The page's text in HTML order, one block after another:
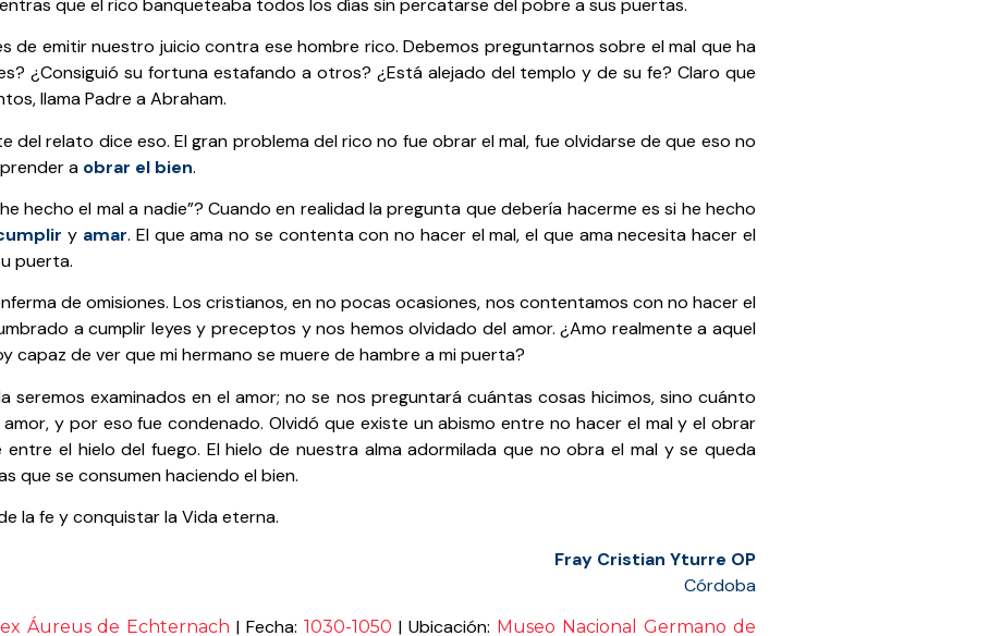
que el rico banqueteaba todos los días sin percatarse del pobre a sus puertas.
de emitir nuestro juicio contra ese hombre rico. Debemos preguntarnos sobre el mal que ha
¿Consiguió su fortuna estafando a otros? ¿Está alejado del templo y de su fe? Claro que
llama Padre a Abraham.
del relato dice eso. El gran problema del rico no fue obrar el mal, fue olvidarse de que eso no
a obrar el bien.
hecho el mal a nadie”? Cuando en realidad la pregunta que debería hacerme es si he hecho
y amar. El que ama no se contenta con no hacer el mal, el que ama necesita hacer el
puerta.
de omisiones. Los cristianos, en no pocas ocasiones, nos contentamos con no hacer el
a cumplir leyes y preceptos y nos hemos olvidado del amor. ¿Amo realmente a aquel
de ver que mi hermano se muere de hambre a mi puerta?
seremos examinados en el amor; no se nos preguntará cuántas cosas hicimos, sino cuánto
y por eso fue condenado. Olvidó que existe un abismo entre no hacer el mal y el obrar
el hielo del fuego. El hielo de nuestra alma adormilada que no obra el mal y se queda
que se consumen haciendo el bien.
la fe y conquistar la Vida eterna.
Fray Cristian Yturre OP
Córdoba
Áureus de Echternach | Fecha:1030-1050 | Ubicación: Museo Nacional Germano de